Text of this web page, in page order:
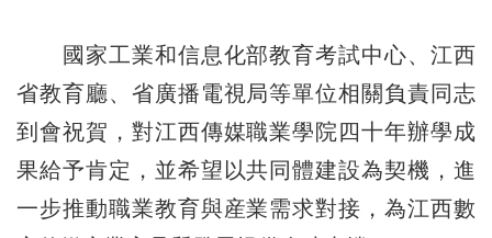
國家工業和信息化部教育考試中心、江西
省教育廳、省廣播電視局等單位相關負責同志
到會祝賀，對江西傳媒職業學院四十年辦學成
果給予肯定，並希望以共同體建設為契機，進
一步推動職業教育與産業需求對接，為江西數